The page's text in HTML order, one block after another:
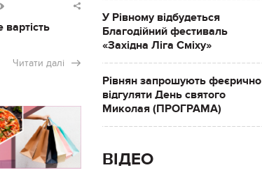
вартість
Читати далі
У Рівному відбудеться
Благодійний фестиваль
«Західна Ліга Сміху»
Рівнян запрошують феєрично
відгуляти День святого
Миколая (ПРОГРАМА)
ВІДЕО